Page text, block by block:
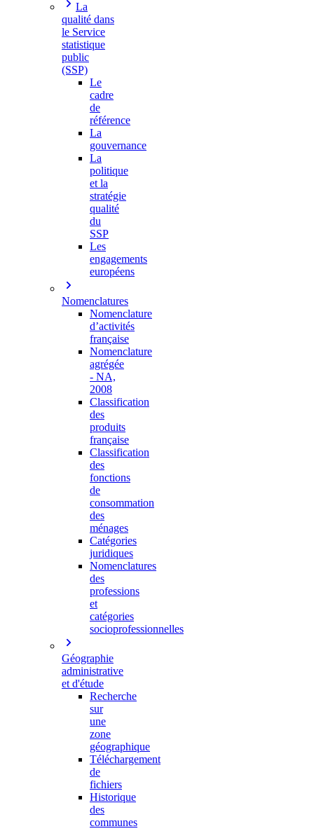
La
qualité dans
le Service
statistique
public
(SSP)
Le
cadre
de
référence
La
gouvernance
La
politique
et la
stratégie
qualité
du
SSP
Les
engagements
européens
Nomenclatures
Nomenclature
d’activités
française
Nomenclature
agrégée
- NA,
2008
Classification
des
produits
française
Classification
des
fonctions
de
consommation
des
ménages
Catégories
juridiques
Nomenclatures
des
professions
et
catégories
socioprofessionnelles
Géographie
administrative
et d'étude
Recherche
sur
une
zone
géographique
Téléchargement
de
fichiers
Historique
des
communes